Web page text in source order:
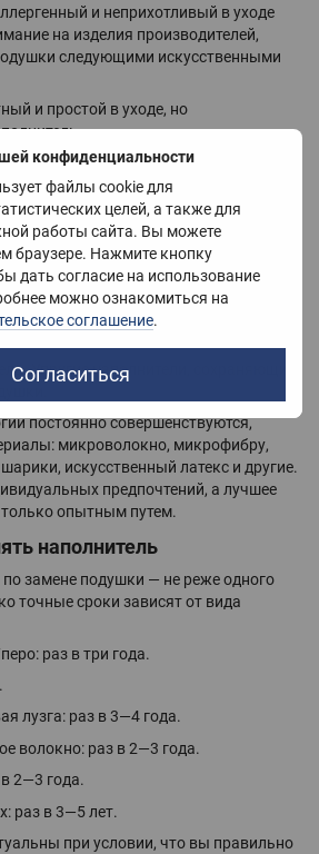
конфиденциальности
файлы cookie для
целей, а также для
работы сайта. Вы можете
браузере. Нажмите кнопку
дать согласие на использование
можно ознакомиться на
соглашение.
Согласиться
и неприхотливый в уходе
на изделия производителей,
следующими искусственными
и простой в уходе, но
(холофайбер). Включает различные
синтепух, комфорель и холофил.
подушек, но может быть жарким
пух. Мягкий, гипоаллергенный
упругостью.
под контуры тела и
Упругие наполнители, сохраняющие
постоянно совершенствуются,
микроволокно, микрофибру,
искусственный латекс и другие.
предпочтений, а лучшее
опытным путем.
наполнитель
замене подушки — не реже одного
точные сроки зависят от вида
раз в три года.
лузга: раз в 3—4 года.
волокно: раз в 2—3 года.
2—3 года.
раз в 3—5 лет.
при условии, что вы правильно